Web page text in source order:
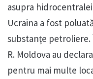
asupra
Ucraina a fost
substanțe
R. Moldova au
pentru mai multe